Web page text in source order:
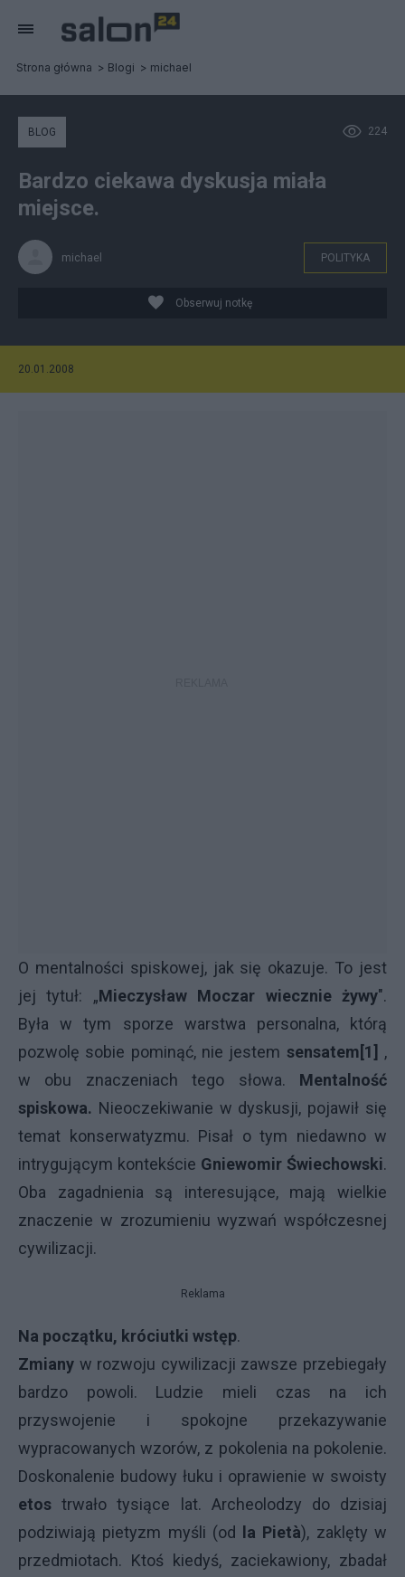
Strona główna Blogi michael
224
BLOG
Bardzo ciekawa dyskusja miała
miejsce.
michael POLITYKA
Obserwuj notkę
20.01.2008
O mentalności spiskowej, jak się okazuje. To jest
jej tytuł: „Mieczysław Moczar wiecznie żywy".
Była w tym sporze warstwa personalna, którą
pozwolę sobie pominąć, nie jestem sensatem[1] ,
w obu znaczeniach tego słowa. Mentalność
spiskowa. Nieoczekiwanie w dyskusji, pojawił się
temat konserwatyzmu. Pisał o tym niedawno w
intrygującym kontekście Gniewomir Świechowski.
Oba zagadnienia są interesujące, mają wielkie
znaczenie w zrozumieniu wyzwań współczesnej
cywilizacji.
Reklama
Na początku, króciutki wstęp.
Zmiany w rozwoju cywilizacji zawsze przebiegały
bardzo powoli. Ludzie mieli czas na ich
przyswojenie i spokojne przekazywanie
wypracowanych wzorów, z pokolenia na pokolenie.
Doskonalenie budowy łuku i oprawienie w swoisty
etos trwało tysiące lat. Archeolodzy do dzisiaj
podziwiają pietyzm myśli (od
la Pietà), zaklęty w
przedmiotach. Ktoś kiedyś, zaciekawiony, zbadał